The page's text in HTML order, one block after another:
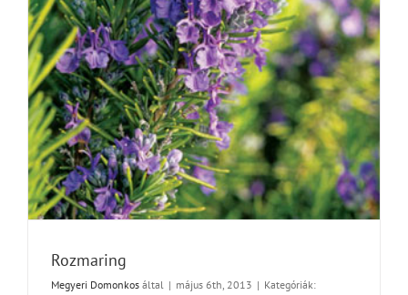
Rozmaring
Megyeri Domonkos által | május 6th, 2013 | Kategóriák: